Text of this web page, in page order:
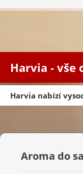
Harvia - vše
Harvia nabízí
Aroma do